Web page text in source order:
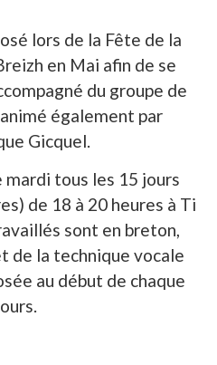
lors de la Fête de la
en Mai afin de se
du groupe de
également par
Gicquel.
mardi tous les 15 jours
de 18 à 20 heures à Ti
sont en breton,
de la technique vocale
au début de chaque